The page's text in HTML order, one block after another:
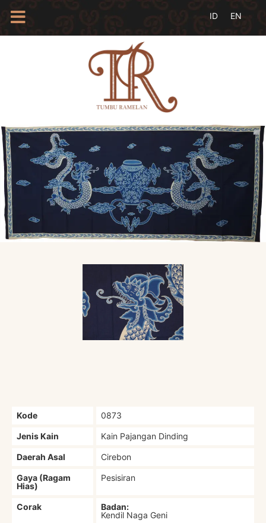
PROFIL
INSAN
BATIK
KAMUS
BATIK
KATALOG
BATIK
TANYA
Kode 0873
Jenis Kain Kain Pajangan Dinding
Daerah Asal Cirebon
Gaya (Ragam
Hias)
Pesisiran
Corak
Badan:
Kendil Naga Geni